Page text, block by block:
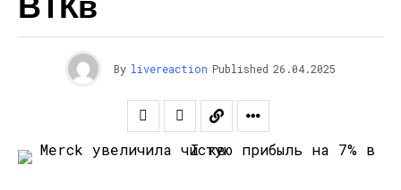
By livereaction Published 26.04.2025